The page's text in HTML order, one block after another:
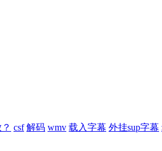
csf 解码 wmv 载入字幕 外挂sup字幕